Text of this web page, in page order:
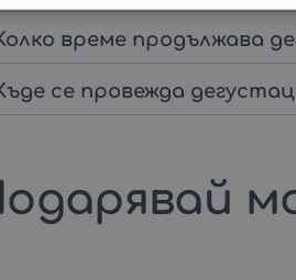
време продължава
се провежда